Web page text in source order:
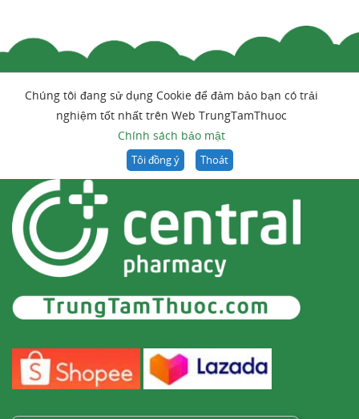
Chúng tôi đang sử dụng Cookie để đảm bảo bạn có trải
nghiệm tốt nhất trên Web TrungTamThuoc
Chính sách bảo mật
Tôi đồng ý Thoát